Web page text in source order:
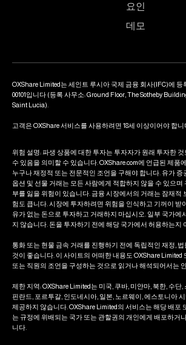
요인
데모
OXShare Limited는 세인트 루시아 국제 금융 회사(IFC)에
00101입니다 (등록 사무소: Ground Floor, The Sotheby
Saint Lucia).
고객은 OXShare 서비스를 사용하려면 18세 이상이어야 합니
위험 설명: 파생 상품에 대한 투자는 투자자가 원래 투자한
수 있음을 의미할 수 있습니다. OXShare.com에 언급된 제품
누구나 재정적 또는 전문적인 조언을 구해야 합니다. 유가 증
옵션 및 선물 거래는 모든 사람에게 적합하지 않을 수 있으며
부를 잃을 위험이 있습니다. 금융 시장에서의 거래는 잠재적
험도 큽니다. 시장에 투자하려면 위험을 인식하고 기꺼이 받
유가 없는 돈으로 투자하고 거래하지 마십시오. 일부 국가에
지 않습니다. 돈을 투자하기 전에 해당 국가에서 허용하는지
통화 또는 현물 금속 거래를 진행하기 전에 독립적인 재정,
것이 좋습니다. 이 사이트의 어떠한 내용도 OXShare Limited
또는 직원의 조언을 구성하는 것으로 읽거나 해석되어서는
제한 지역: OXShare Limited는 미국, 쿠바, 미얀마, 북한, 수단,
핀란드, 포르투갈, 인도네시아, 일본, 노르웨이, 에스토니아
제공하지 않습니다. OXShare Limited의 서비스는 해당 배포
는 규정에 위배되는 국가 또는 관할권의 개인에게 배포하거
니다.